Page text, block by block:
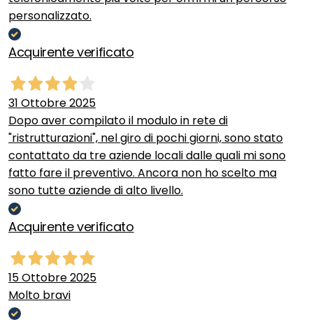
personalizzato.
Acquirente verificato
31 Ottobre 2025
Dopo aver compilato il modulo in rete di
"ristrutturazioni", nel giro di pochi giorni, sono stato
contattato da tre aziende locali dalle quali mi sono
fatto fare il preventivo. Ancora non ho scelto ma
sono tutte aziende di alto livello.
Acquirente verificato
15 Ottobre 2025
Molto bravi